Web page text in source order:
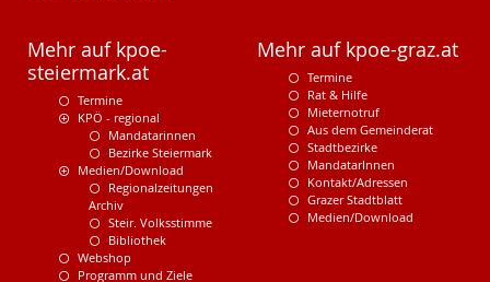
Mehr auf kpoe-
steiermark.at
Termine
KPÖ - regional
Mandatarinnen
Bezirke Steiermark
Medien/Download
Regionalzeitungen
Archiv
Steir. Volksstimme
Bibliothek
Webshop
Programm und Ziele
Mehr auf kpoe-graz.at
Termine
Rat & Hilfe
Mieternotruf
Aus dem Gemeinderat
Stadtbezirke
MandatarInnen
Kontakt/Adressen
Grazer Stadtblatt
Medien/Download